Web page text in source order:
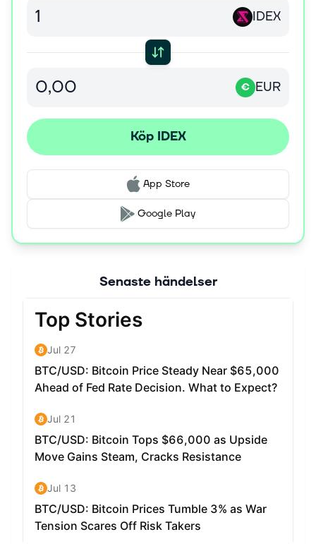
IDEX
€ EUR
Köp IDEX
App Store
Google Play
Senaste händelser